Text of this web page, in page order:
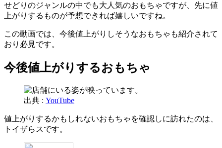
せどりのジャンルの中でも大人気のおもちゃですが、先に値
上がりするものが予想できれば嬉しいですね。
この動画では、今後値上がりしそうなおもちゃも紹介されて
おり必見です。
今後値上がりするおもちゃ
出典 : YouTube
値上がりするかもしれないおもちゃを確認しに訪れたのは、
トイザらスです。